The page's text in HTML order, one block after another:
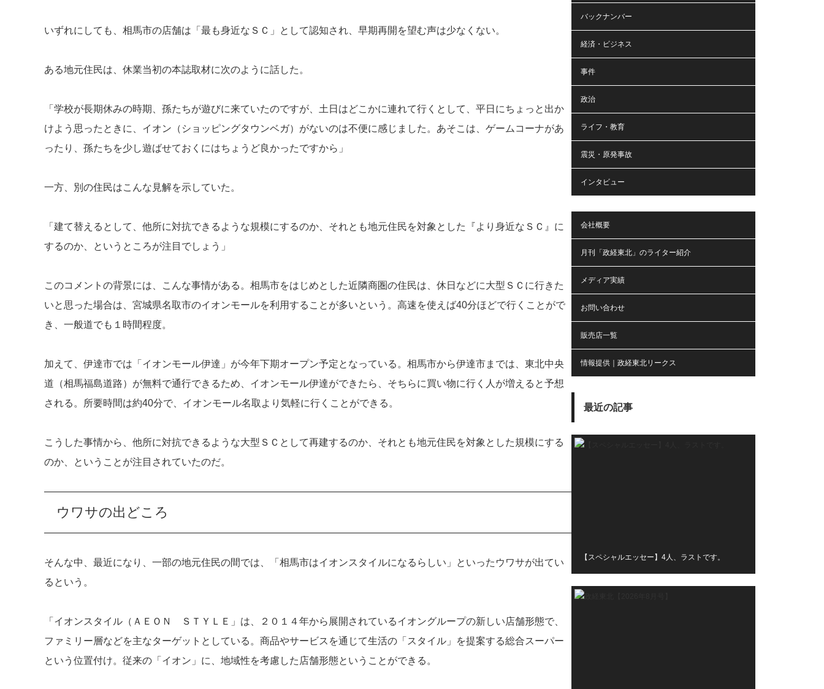
いずれにしても、相馬市の店舗は「最も身近なＳＣ」として認知され、早期再開を望む声は少なくない。
ある地元住民は、休業当初の本誌取材に次のように話した。
「学校が長期休みの時期、孫たちが遊びに来ていたのですが、土日はどこかに連れて行くとして、平日にちょっと出か
けよう思ったときに、イオン（ショッピングタウンベガ）がないのは不便に感じました。あそこは、ゲームコーナがあ
ったり、孫たちを少し遊ばせておくにはちょうど良かったですから」
一方、別の住民はこんな見解を示していた。
「建て替えるとして、他所に対抗できるような規模にするのか、それとも地元住民を対象とした『より身近なＳＣ』に
するのか、というところが注目でしょう」
このコメントの背景には、こんな事情がある。相馬市をはじめとした近隣商圏の住民は、休日などに大型ＳＣに行きた
いと思った場合は、宮城県名取市のイオンモールを利用することが多いという。高速を使えば40分ほどで行くことがで
き、一般道でも１時間程度。
加えて、伊達市では「イオンモール伊達」が今年下期オープン予定となっている。相馬市から伊達市までは、東北中央
道（相馬福島道路）が無料で通行できるため、イオンモール伊達ができたら、そちらに買い物に行く人が増えると予想
される。所要時間は約40分で、イオンモール名取より気軽に行くことができる。
こうした事情から、他所に対抗できるような大型ＳＣとして再建するのか、それとも地元住民を対象とした規模にする
のか、ということが注目されていたのだ。
ウワサの出どころ
そんな中、最近になり、一部の地元住民の間では、「相馬市はイオンスタイルになるらしい」といったウワサが出てい
るという。
「イオンスタイル（ＡＥＯＮ ＳＴＹＬＥ」は、２０１４年から展開されているイオングループの新しい店舗形態で、
ファミリー層などを主なターゲットとしている。商品やサービスを通じて生活の「スタイル」を提案する総合スーパー
という位置付け。従来の「イオン」に、地域性を考慮した店舗形態ということができる。
バックナンバー
経済・ビジネス
事件
政治
ライフ・教育
震災・原発事故
インタビュー
会社概要
月刊「政経東北」のライター紹介
メディア実績
お問い合わせ
販売店一覧
情報提供｜政経東北リークス
最近の記事
【スペシャルエッセー】4人、ラストです。